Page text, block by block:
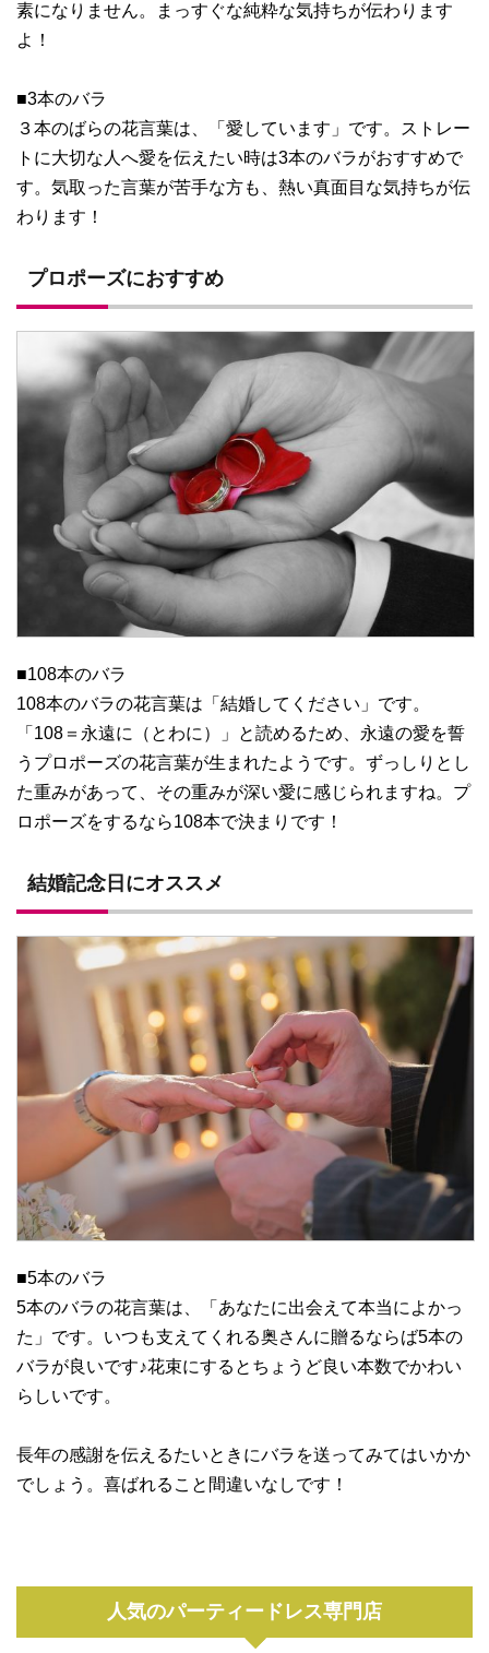
素になりません。まっすぐな純粋な気持ちが伝わります
よ！
■3本のバラ
３本のばらの花言葉は、「愛しています」です。ストレー
トに大切な人へ愛を伝えたい時は3本のバラがおすすめで
す。気取った言葉が苦手な方も、熱い真面目な気持ちが伝
わります！
プロポーズにおすすめ
■108本のバラ
108本のバラの花言葉は「結婚してください」です。
「108＝永遠に（とわに）」と読めるため、永遠の愛を誓
うプロポーズの花言葉が生まれたようです。ずっしりとし
た重みがあって、その重みが深い愛に感じられますね。プ
ロポーズをするなら108本で決まりです！
結婚記念日にオススメ
■5本のバラ
5本のバラの花言葉は、「あなたに出会えて本当によかっ
た」です。いつも支えてくれる奥さんに贈るならば5本の
バラが良いです♪花束にするとちょうど良い本数でかわい
らしいです。
長年の感謝を伝えるたいときにバラを送ってみてはいかか
でしょう。喜ばれること間違いなしです！
人気のパーティードレス専門店